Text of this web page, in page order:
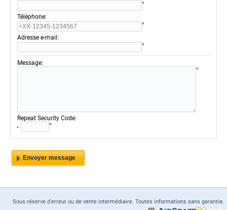
*
Téléphone:
*
Adresse e-mail :
*
Message:
*
Repeat Security Code:
*
Sous réserve d'erreur ou de vente intermédiaire. Toutes informations sans garantie.